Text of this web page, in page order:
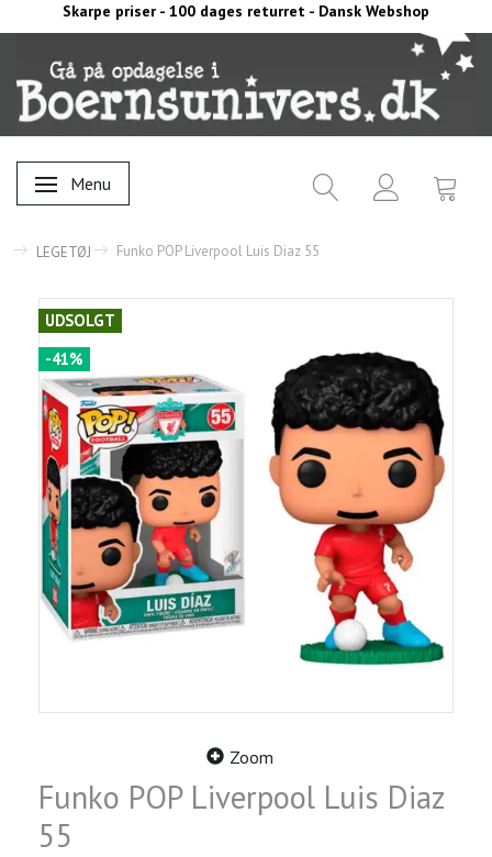
Skarpe priser - 100 dages returret - Dansk Webshop
Skifte navigation
Menu
LEGETØJ Funko POP Liverpool Luis Diaz 55
UDSOLGT
-41%
Zoom
Funko POP Liverpool Luis Diaz
55